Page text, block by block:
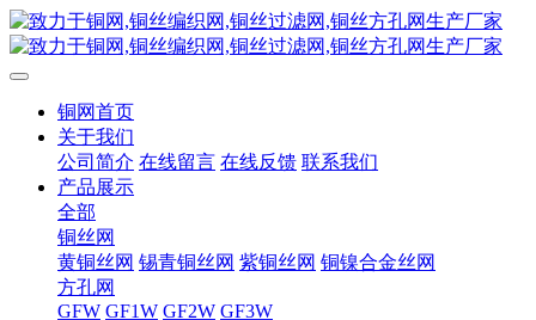
铜网首页
关于我们
公司简介 在线留言 在线反馈 联系我们
产品展示
全部
铜丝网
黄铜丝网 锡青铜丝网 紫铜丝网 铜镍合金丝网
方孔网
GFW GF1W GF2W GF3W